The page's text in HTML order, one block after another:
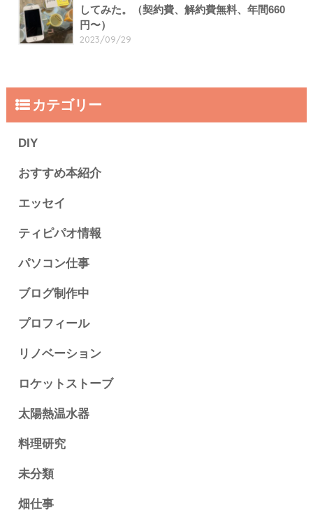
してみた。（契約費、解約費無料、年間660
円〜）
2023/09/29
カテゴリー
DIY
おすすめ本紹介
エッセイ
ティピパオ情報
パソコン仕事
ブログ制作中
プロフィール
リノベーション
ロケットストーブ
太陽熱温水器
料理研究
未分類
畑仕事